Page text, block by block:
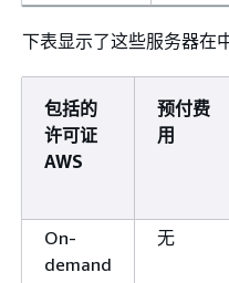
下表显示了这些服务器在
包括的
许可证
AWS
预付费
用
On-
demand
无